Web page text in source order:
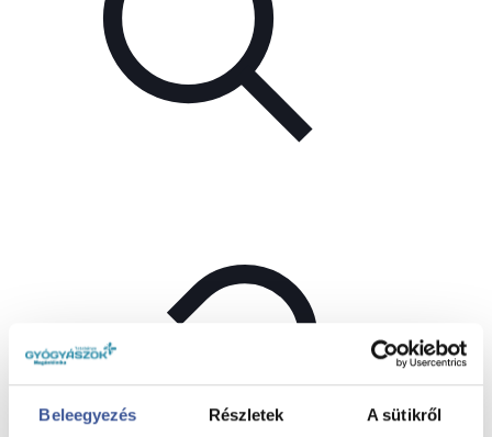
Beleegyezés Részletek A sütikről